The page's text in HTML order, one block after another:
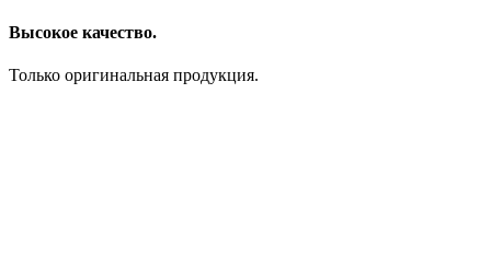
Высокое качество.
Только оригинальная продукция.